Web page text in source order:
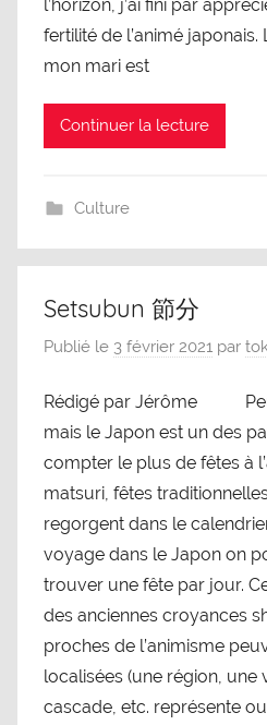
l’horizon, j’ai fini par
fertilité de l’animé
mon mari est
Continuer la lecture
Culture
Setsubun 節分
Publié le 3 février 2021 par
Rédigé par Jérôme Peu
mais le Japon est un des
compter le plus de fêtes à
matsuri, fêtes
regorgent dans le
voyage dans le Japon on
trouver une fête par jour.
des anciennes croyances
proches de l’animisme
localisées (une région, une
cascade, etc. représente